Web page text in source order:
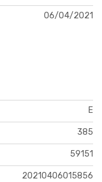
06/04/2021
E
385
59151
20210406015856